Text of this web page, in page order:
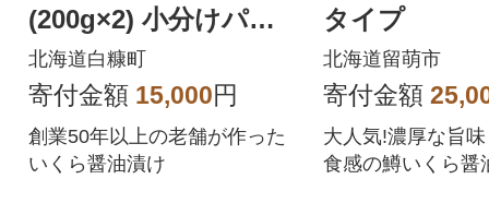
(200g×2) 小分けパッ
ク
北海道白糠町
寄付金額 15,000円
創業50年以上の老舗が作った
いくら醤油漬け
タイプ
北海道留萌市
寄付金額
大人気!濃厚な旨
食感の鱒いくら醤